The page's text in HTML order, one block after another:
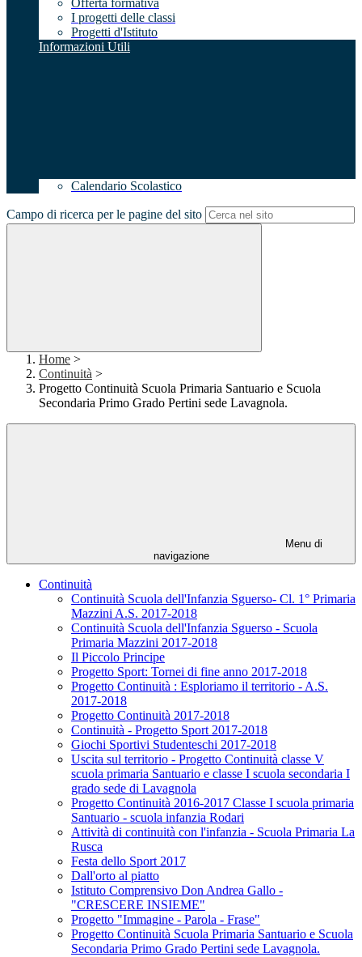
Offerta formativa
I progetti delle classi
Progetti d'Istituto
Informazioni Utili
Calendario Scolastico
Campo di ricerca per le pagine del sito
Home >
Continuità >
Progetto Continuità Scuola Primaria Santuario e Scuola
Secondaria Primo Grado Pertini sede Lavagnola.
Menu di
navigazione
Continuità
Continuità Scuola dell'Infanzia Sguerso- Cl. 1° Primaria
Mazzini A.S. 2017-2018
Continuità Scuola dell'Infanzia Sguerso - Scuola
Primaria Mazzini 2017-2018
Il Piccolo Principe
Progetto Sport: Tornei di fine anno 2017-2018
Progetto Continuità : Esploriamo il territorio - A.S.
2017-2018
Progetto Continuità 2017-2018
Continuità - Progetto Sport 2017-2018
Giochi Sportivi Studenteschi 2017-2018
Uscita sul territorio - Progetto Continuità classe V
scuola primaria Santuario e classe I scuola secondaria I
grado sede di Lavagnola
Progetto Continuità 2016-2017 Classe I scuola primaria
Santuario - scuola infanzia Rodari
Attività di continuità con l'infanzia - Scuola Primaria La
Rusca
Festa dello Sport 2017
Dall'orto al piatto
Istituto Comprensivo Don Andrea Gallo -
"CRESCERE INSIEME"
Progetto "Immagine - Parola - Frase"
Progetto Continuità Scuola Primaria Santuario e Scuola
Secondaria Primo Grado Pertini sede Lavagnola.